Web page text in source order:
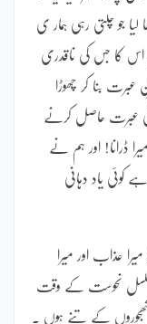
لیا جو چلتی رہی ہمار ی
کا جس کی ناقدری
بنا کر چھوڑا
عبرت حاصل کرنے
ڈرانا! اور ہم نے
کوئی یاد دہانی
عذاب اور میرا
نحوست کے وقت
کھجوروں کے تنے ہوں ۔